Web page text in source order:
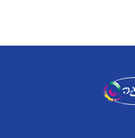
יצירה
גליקסון, ד.נ. מנשה